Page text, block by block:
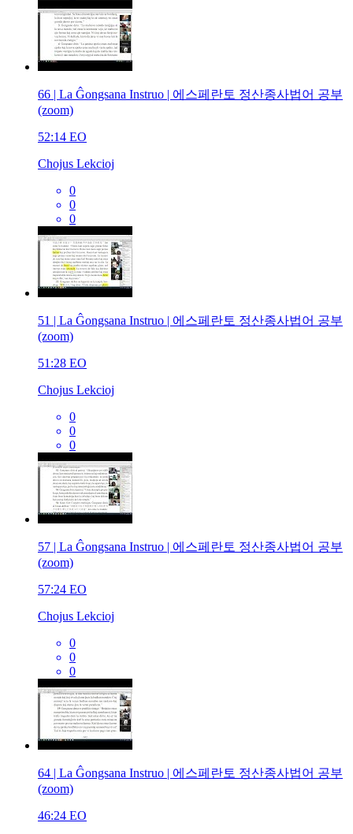
66 | La Ĝongsana Instruo | 에스페란토 정산종사법어 공부
(zoom)
52:14 EO
Chojus Lekcioj
0
0
0
51 | La Ĝongsana Instruo | 에스페란토 정산종사법어 공부
(zoom)
51:28 EO
Chojus Lekcioj
0
0
0
57 | La Ĝongsana Instruo | 에스페란토 정산종사법어 공부
(zoom)
57:24 EO
Chojus Lekcioj
0
0
0
64 | La Ĝongsana Instruo | 에스페란토 정산종사법어 공부
(zoom)
46:24 EO